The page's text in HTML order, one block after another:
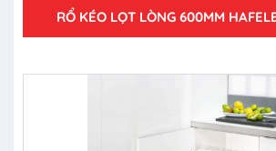
RỔ KÉO LỌT LÒNG 600MM